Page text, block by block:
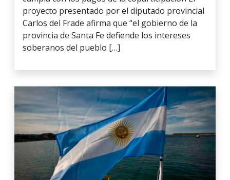
proyecto presentado por el diputado provincial
Carlos del Frade afirma que “el gobierno de la
provincia de Santa Fe defiende los intereses
soberanos del pueblo […]